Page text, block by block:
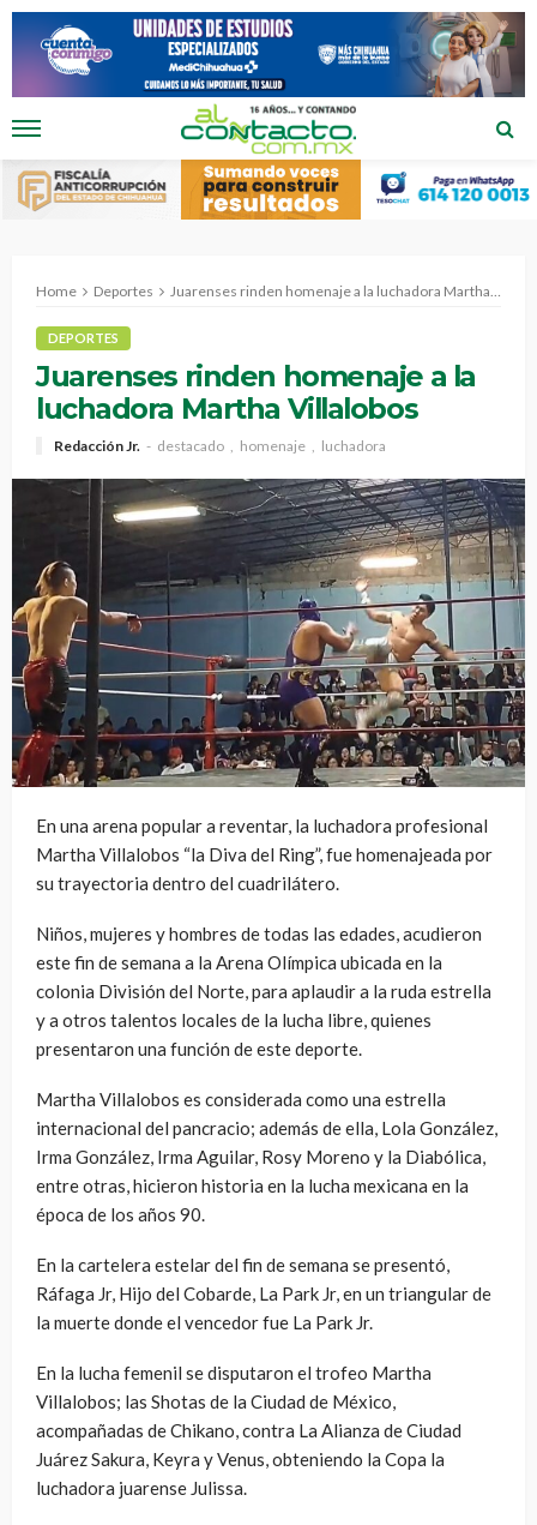
Home Deportes Juarenses rinden homenaje a la luchadora Martha Villalobos
DEPORTES
Juarenses rinden homenaje a la
luchadora Martha Villalobos
Redacción Jr. destacado homenaje luchadora
En una arena popular a reventar, la luchadora profesional
Martha Villalobos “la Diva del Ring”, fue homenajeada por
su trayectoria dentro del cuadrilátero.
Niños, mujeres y hombres de todas las edades, acudieron
este fin de semana a la Arena Olímpica ubicada en la
colonia División del Norte, para aplaudir a la ruda estrella
y a otros talentos locales de la lucha libre, quienes
presentaron una función de este deporte.
Martha Villalobos es considerada como una estrella
internacional del pancracio; además de ella, Lola González,
Irma González, Irma Aguilar, Rosy Moreno y la Diabólica,
entre otras, hicieron historia en la lucha mexicana en la
época de los años 90.
En la cartelera estelar del fin de semana se presentó,
Ráfaga Jr, Hijo del Cobarde, La Park Jr, en un triangular de
la muerte donde el vencedor fue La Park Jr.
En la lucha femenil se disputaron el trofeo Martha
Villalobos; las Shotas de la Ciudad de México,
acompañadas de Chikano, contra La Alianza de Ciudad
Juárez Sakura, Keyra y Venus, obteniendo la Copa la
luchadora juarense Julissa.